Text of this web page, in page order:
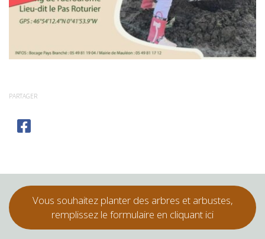
PARTAGER
Vous souhaitez planter des arbres et arbustes,
remplissez le formulaire en cliquant ici